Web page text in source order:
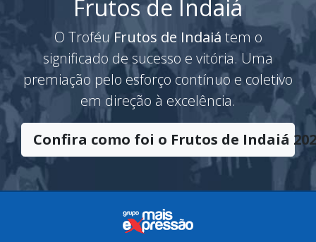
Frutos de Indaiá
O TroféuFrutos de Indaiátem o
significado de sucesso e vitória. Uma
premiação pelo esforço contínuo e coletivo
em direção à excelência.
Confira como foi o Frutos de Indaiá